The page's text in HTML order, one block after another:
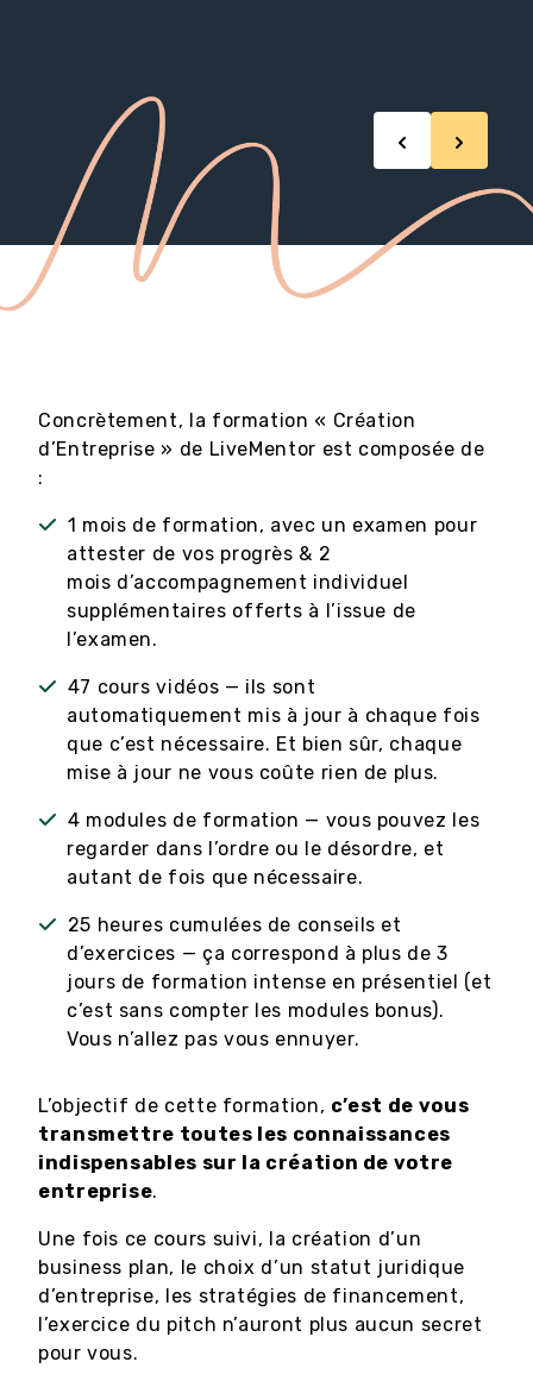
Concrètement, la formation « Création
d’Entreprise » de LiveMentor est composée de
:
1 mois de formation, avec un examen pour
attester de vos progrès & 2
mois d’accompagnement individuel
supplémentaires offerts à l’issue de
l’examen.
47 cours vidéos — ils sont
automatiquement mis à jour à chaque fois
que c’est nécessaire. Et bien sûr, chaque
mise à jour ne vous coûte rien de plus.
4 modules de formation — vous pouvez les
regarder dans l’ordre ou le désordre, et
autant de fois que nécessaire.
25 heures cumulées de conseils et
d’exercices — ça correspond à plus de 3
jours de formation intense en présentiel (et
c’est sans compter les modules bonus).
Vous n’allez pas vous ennuyer.
L’objectif de cette formation, c’est de vous
transmettre toutes les connaissances
indispensables sur la création de votre
entreprise.
Une fois ce cours suivi, la création d’un
business plan, le choix d’un statut juridique
d’entreprise, les stratégies de financement,
l’exercice du pitch n’auront plus aucun secret
pour vous.